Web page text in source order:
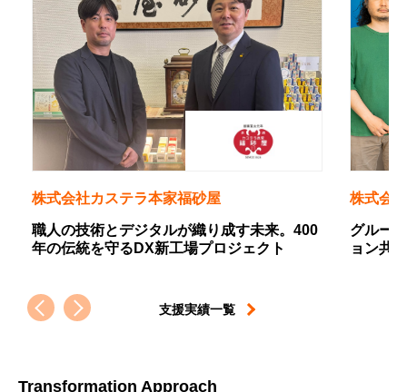
株式会社カステラ本家福砂屋
職人の技術とデジタルが織り成す未来。400
年の伝統を守るDX新工場プロジェクト
株式会
グルー
ョン共
支援実績一覧
Transformation Approach